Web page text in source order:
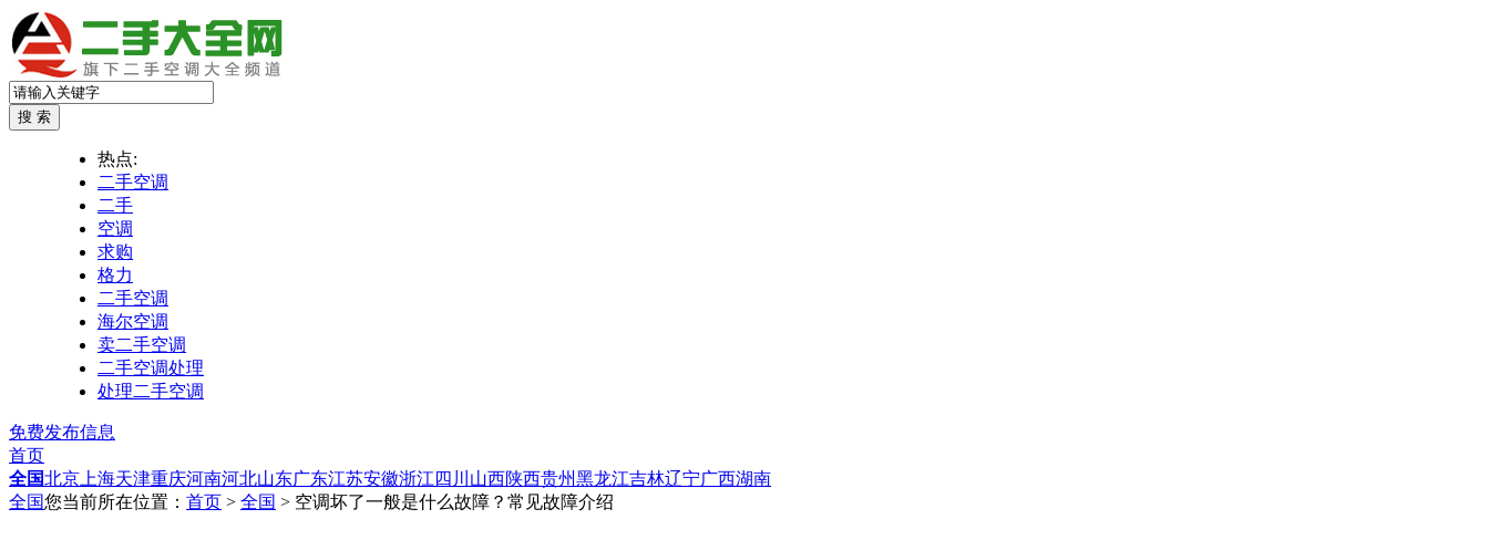
热点:
二手空调
二手
空调
求购
格力
二手空调
海尔空调
卖二手空调
二手空调处理
处理二手空调
免费发布信息
首页
全国北京 上海天津重庆河南河北山东广东江苏安徽浙江 四川 山西陕西贵州黑龙江吉林辽宁广西湖南
全国您当前所在位置： 首页 > 全国 > 空调坏了一般是什么故障？常见故障介绍